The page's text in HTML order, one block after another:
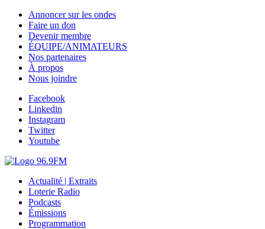
Annoncer sur les ondes
Faire un don
Devenir membre
ÉQUIPE/ANIMATEURS
Nos partenaires
À propos
Nous joindre
Facebook
Linkedin
Instagram
Twitter
Youtube
Actualité | Extraits
Loterie Radio
Podcasts
Émissions
Programmation